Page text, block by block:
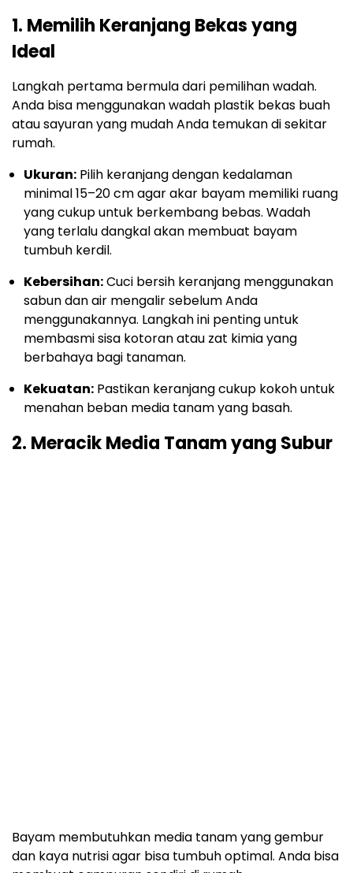
1. Memilih Keranjang Bekas yang
Ideal
Langkah pertama bermula dari pemilihan wadah.
Anda bisa menggunakan wadah plastik bekas buah
atau sayuran yang mudah Anda temukan di sekitar
rumah.
Ukuran: Pilih keranjang dengan kedalaman
minimal 15–20 cm agar akar bayam memiliki ruang
yang cukup untuk berkembang bebas. Wadah
yang terlalu dangkal akan membuat bayam
tumbuh kerdil.
Kebersihan:Cuci bersih keranjang menggunakan
sabun dan air mengalir sebelum Anda
menggunakannya. Langkah ini penting untuk
membasmi sisa kotoran atau zat kimia yang
berbahaya bagi tanaman.
Kekuatan: Pastikan keranjang cukup kokoh untuk
menahan beban media tanam yang basah.
2. Meracik Media Tanam yang Subur
Bayam membutuhkan media tanam yang gembur
dan kaya nutrisi agar bisa tumbuh optimal. Anda bisa